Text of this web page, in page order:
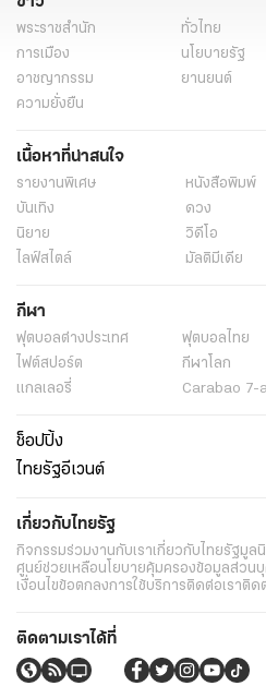
พระราชสำนัก ทั่วไทย
การเมือง
นโยบายรัฐ
อาชญากรรม
ยานยนต์
ความยั่งยืน
เนื้อหาที่น่าสนใจ
รายงานพิเศษ หนังสือพิมพ์
บันเทิง
ดวง
นิยาย
วิดีโอ
ไลฟ์สไตล์
มัลติมีเดีย
กีฬา
ฟุตบอลต่่างประเทศ ฟุตบอลไทย
ไฟต์สปอร์ต
กีฬาโลก
แกลเลอรี่
Carabao 7-
ช็อปปิ้ง
ไทยรัฐอีเวนต์
เกี่ยวกับไทยรัฐ
กิจกรรมร่วมงานกับเราเกี่ยวกับไทยรัฐมูล
ศูนย์ช่วยเหลือนโยบายคุ้มครองข้อมูลส่วน
เงื่อนไขข้อตกลงการใช้บริการติดต่อเราติด
ติดตามเราได้ที่